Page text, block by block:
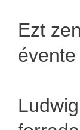
Ezt